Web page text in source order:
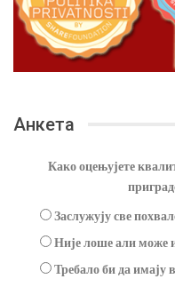
Анкета
Како оцењујете
Заслужују све
Није лоше али може
Требало би да имају